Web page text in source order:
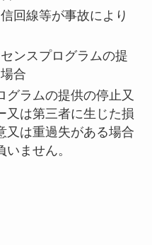
回線等が事故により
ンスプログラムの提
合
グラムの提供の停止又
又は第三者に生じた損
又は重過失がある場合
ません。